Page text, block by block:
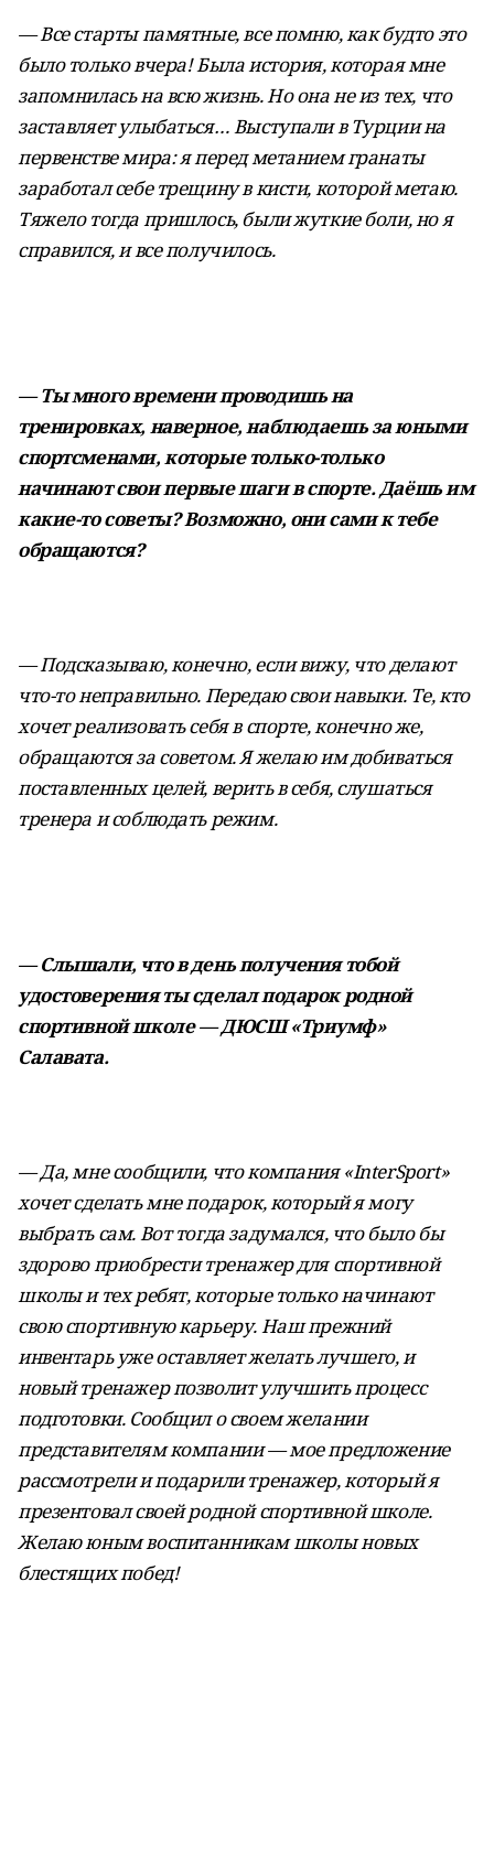
— Все старты памятные, все помню, как будто это
было только вчера! Была история, которая мне
запомнилась на всю жизнь. Но она не из тех, что
заставляет улыбаться… Выступали в Турции на
первенстве мира: я перед метанием гранаты
заработал себе трещину в кисти, которой метаю.
Тяжело тогда пришлось, были жуткие боли, но я
справился, и все получилось.
— Ты много времени проводишь на
тренировках, наверное, наблюдаешь за юными
спортсменами, которые только-только
начинают свои первые шаги в спорте. Даёшь им
какие-то советы? Возможно, они сами к тебе
обращаются?
— Подсказываю, конечно, если вижу, что делают
что-то неправильно. Передаю свои навыки. Те, кто
хочет реализовать себя в спорте, конечно же,
обращаются за советом. Я желаю им добиваться
поставленных целей, верить в себя, слушаться
тренера и соблюдать режим.
— Слышали, что в день получения тобой
удостоверения ты сделал подарок родной
спортивной школе — ДЮСШ «Триумф»
Салавата.
— Да, мне сообщили, что компания «InterSport»
хочет сделать мне подарок, который я могу
выбрать сам. Вот тогда задумался, что было бы
здорово приобрести тренажер для спортивной
школы и тех ребят, которые только начинают
свою спортивную карьеру. Наш прежний
инвентарь уже оставляет желать лучшего, и
новый тренажер позволит улучшить процесс
подготовки. Сообщил о своем желании
представителям компании — мое предложение
рассмотрели и подарили тренажер, который я
презентовал своей родной спортивной школе.
Желаю юным воспитанникам школы новых
блестящих побед!